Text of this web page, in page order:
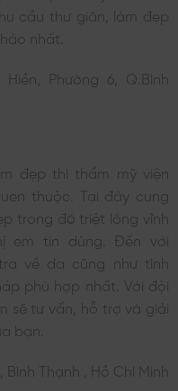
cầu thư giãn, làm đẹp
nhất.
Phường 6, Q.Bình
đẹp thì thẩm mỹ viện
thuộc. Tại đây cung
trong đó triệt lông vĩnh
em tin dùng. Đến với
về da cũng như tình
phù hợp nhất. Với đội
sẽ tư vấn, hỗ trợ và giải
bạn.
Bình Thạnh , Hồ Chí Minh